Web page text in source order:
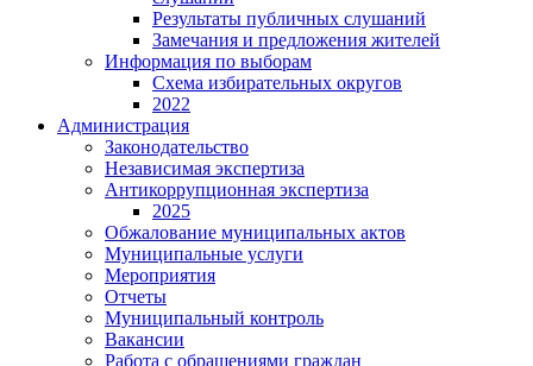
Результаты публичных слушаний
Замечания и предложения жителей
Информация по выборам
Схема избирательных округов
2022
Администрация
Законодательство
Независимая экспертиза
Антикоррупционная экспертиза
2025
Обжалование муниципальных актов
Муниципальные услуги
Мероприятия
Отчеты
Муниципальный контроль
Вакансии
Работа с обращениями граждан